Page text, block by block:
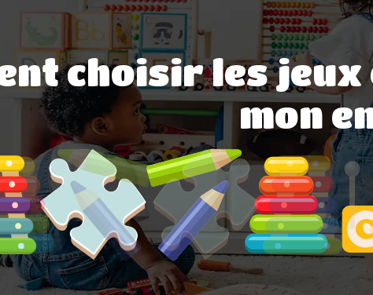
choisir les jeux
mon